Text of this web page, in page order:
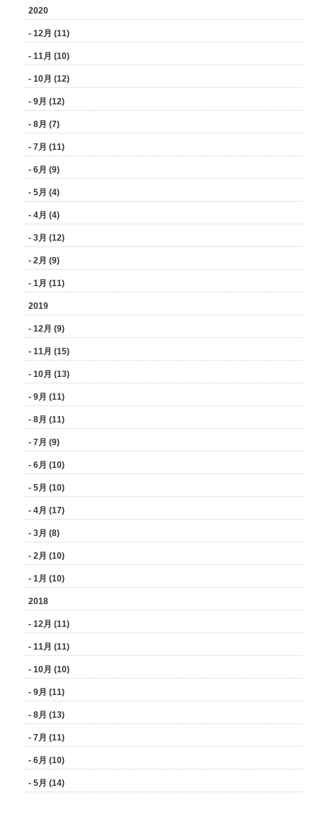
2020
- 12月 (11)
- 11月 (10)
- 10月 (12)
- 9月 (12)
- 8月 (7)
- 7月 (11)
- 6月 (9)
- 5月 (4)
- 4月 (4)
- 3月 (12)
- 2月 (9)
- 1月 (11)
2019
- 12月 (9)
- 11月 (15)
- 10月 (13)
- 9月 (11)
- 8月 (11)
- 7月 (9)
- 6月 (10)
- 5月 (10)
- 4月 (17)
- 3月 (8)
- 2月 (10)
- 1月 (10)
2018
- 12月 (11)
- 11月 (11)
- 10月 (10)
- 9月 (11)
- 8月 (13)
- 7月 (11)
- 6月 (10)
- 5月 (14)